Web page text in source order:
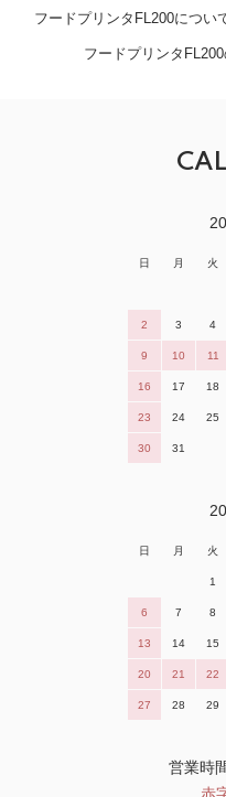
フードプリンタFL200につ
フードプリンタ
日 月 火
2 3 4
9 10 11
16 17 18
23 24 25
30 31
日 月 火
1
6 7 8
13 14 15
20 21 22
27 28 29
営業時